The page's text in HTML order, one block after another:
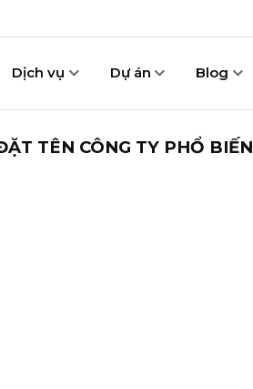
Dịch vụ Dự án Blog
TÊN CÔNG TY PHỔ BIẾN